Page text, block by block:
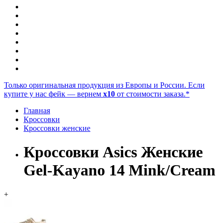
Только оригинальная продукция из Европы и России. Если
купите у нас фейк — вернем x10 от стоимости заказа.*
Главная
Кроссовки
Кроссовки женские
Кроссовки Asics Женские
Gel-Kayano 14 Mink/Cream
+